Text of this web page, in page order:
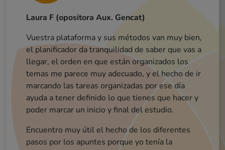
Laura F (opositora Aux. Gencat)
Vuestra plataforma y sus métodos van muy bien,
el planificador da tranquilidad de saber que vas a
llegar, el orden en que están organizados los
temas me parece muy adecuado, y el hecho de ir
marcando las tareas organizadas por ese día
ayuda a tener definido lo que tienes que hacer y
poder marcar un inicio y final del estudio.
Encuentro muy útil el hecho de los diferentes
pasos por los apuntes porque yo tenía la
Lydia (opositora aux adm gene)
El aplicativo que habéis realizado es una pasada.
Erika (opositora mossos)
Cristian (opositor mossos)
La metodología me parece muy buena. Nunca
antes había estudiado así la verdad. Se repiten
muchas veces los conceptos, aspecto que ayuda a
interiorizarlos.[...]
La parte de desengranaje esta genial, puesto
acabas de asimilar todos los conocimientos
cada tema y además, después tienes el
para acabar de ver si algún concepto no te
Sergi (opositor aux. adm. ajuntament)
Muy buena sensación por ahora. Enhorabuena
Carlos (opositor Guardia Urbana)
ME GUSTA!!!!! Lo has enfocado muy muy bien
para que cada alumno pueda acceder al curso con